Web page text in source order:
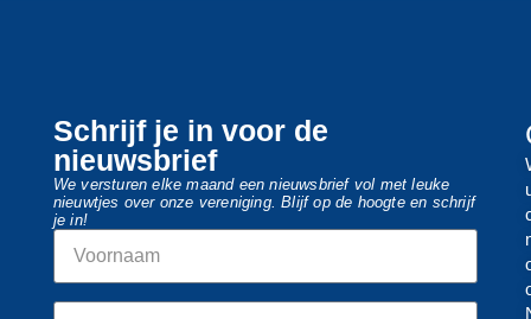
Schrijf je in voor de
nieuwsbrief
We versturen elke maand een nieuwsbrief vol met leuke
nieuwtjes over onze vereniging. Blijf op de hoogte en schrijf
je in!